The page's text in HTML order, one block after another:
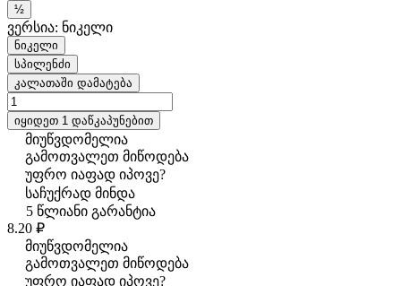
½
ვერსია: ნიკელი
ნიკელი
სპილენძი
კალათაში დამატება
იყიდეთ 1 დაწკაპუნებით
მიუწვდომელია
გამოთვალეთ მიწოდება
უფრო იაფად იპოვე?
საჩუქრად მინდა
5 წლიანი გარანტია
8.20 ₽
მიუწვდომელია
გამოთვალეთ მიწოდება
უფრო იაფად იპოვე?